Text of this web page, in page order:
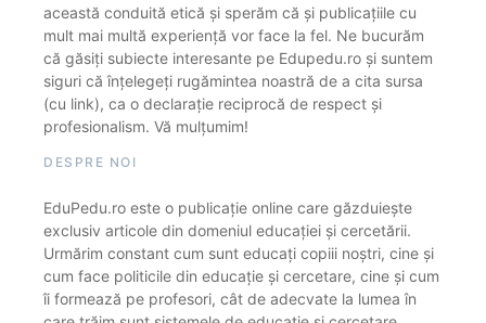
această conduită etică și sperăm că și publicațiile cu
mult mai multă experiență vor face la fel. Ne bucurăm
că găsiți subiecte interesante pe Edupedu.ro și suntem
siguri că înțelegeți rugămintea noastră de a cita sursa
(cu link), ca o declarație reciprocă de respect și
profesionalism. Vă mulțumim!
DESPRE NOI
EduPedu.ro este o publicație online care găzduiește
exclusiv articole din domeniul educației și cercetării.
Urmărim constant cum sunt educați copiii noștri, cine și
cum face politicile din educație și cercetare, cine și cum
îi formează pe profesori, cât de adecvate la lumea în